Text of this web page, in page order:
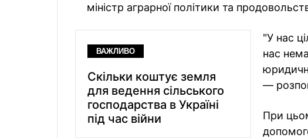
міністр аграрної політики та
ВАЖЛИВО
Скільки коштує земля
для ведення сільського
господарства в Україні
під час війни
"У нас
нас
—
При